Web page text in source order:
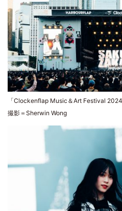
「Clockenflap Music＆Art Festival
撮影＝Sherwin Wong